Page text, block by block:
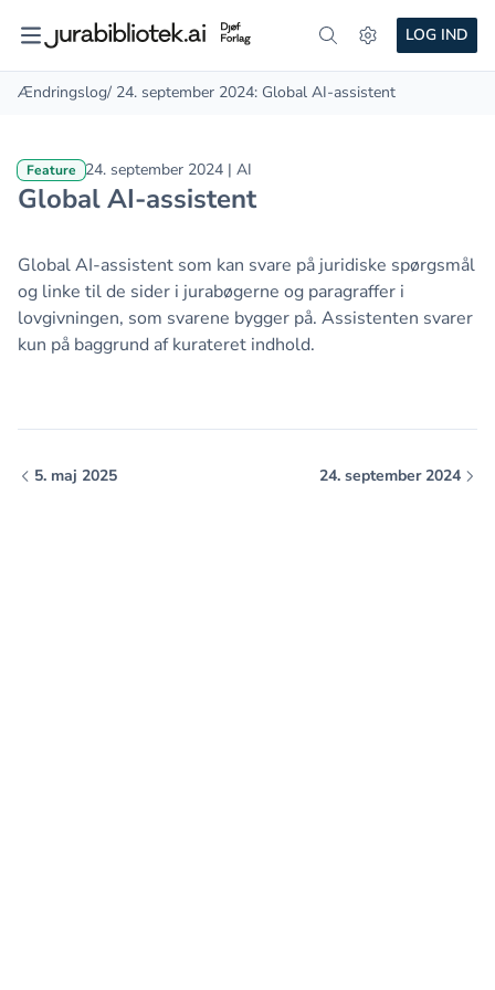
LOG IND
Ændringslog/ 24. september 2024: Global AI-assistent
Feature 24. september 2024 | AI
Global AI-assistent
Global AI-assistent som kan svare på juridiske spørgsmål
og linke til de sider i jurabøgerne og paragraffer i
lovgivningen, som svarene bygger på. Assistenten svarer
kun på baggrund af kurateret indhold.
5. maj 2025 24. september 2024